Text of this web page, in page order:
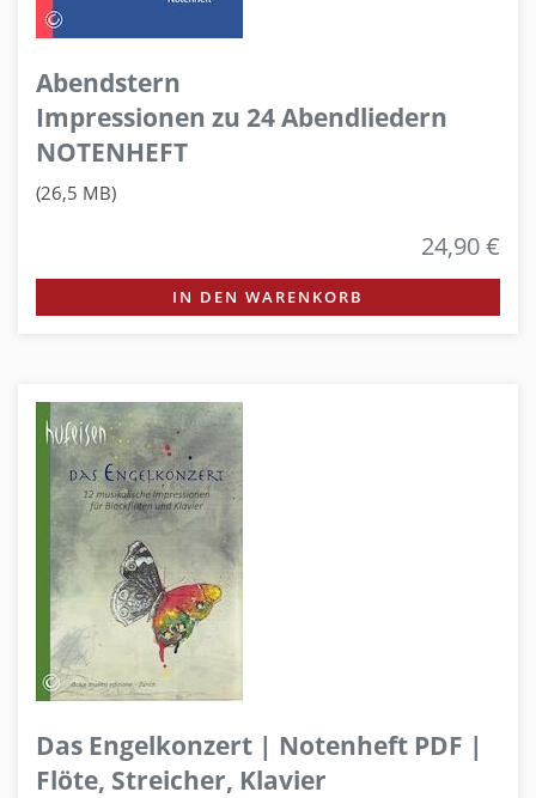
Abendstern
Impressionen zu 24 Abendliedern
NOTENHEFT
(26,5 MB)
24,90 €
IN DEN WARENKORB
Das Engelkonzert | Notenheft PDF |
Flöte, Streicher, Klavier